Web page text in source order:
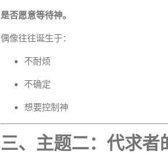
是否愿意等待神。
偶像往往诞生于：
不耐烦
不确定
想要控制神
三、主题二：代求者